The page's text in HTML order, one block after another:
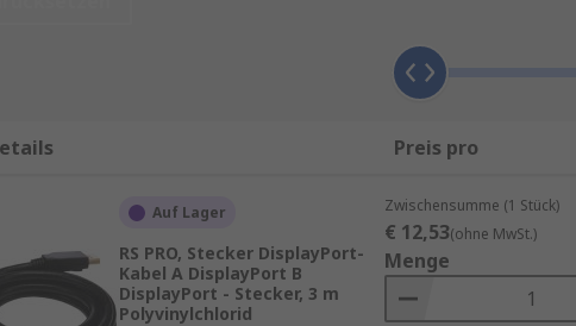
klassifiziert:
Bandbreite 10,80 Gbit/s
– Bandbreite 21,60 Gbit/s
Gbit/s
an jedem Ende des Kabels sowie die Kabellänge
Preis pro
Auf Lager
RS PRO, Stecker DisplayPort-
Kabel A DisplayPort B
DisplayPort - Stecker, 3 m
Polyvinylchlorid
Zwischensumme (1 Stück)
€ 12,53(ohne MwSt.)
Menge